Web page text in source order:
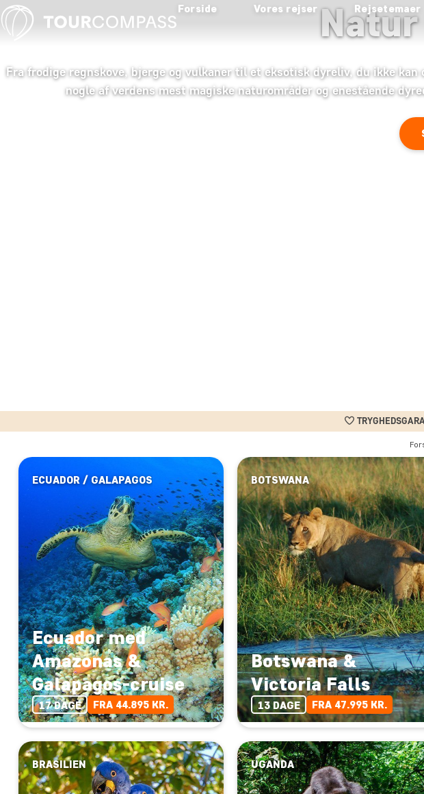
Forside Vores rejser Rejsetemaer
Fra frodige regnskove, bjerge og vulkaner til et eksotisk dyreliv, du ikke
nogle af verdens mest magiske naturområder og enestående
ECUADOR / GALAPAGOS
Ecuador med
Amazonas &
Galapagos-cruise
17 DAGE FRA 44.895 KR.
BOTSWANA
Botswana &
Victoria Falls
13 DAGE FRA 47.995 KR.
BRASILIEN UGANDA